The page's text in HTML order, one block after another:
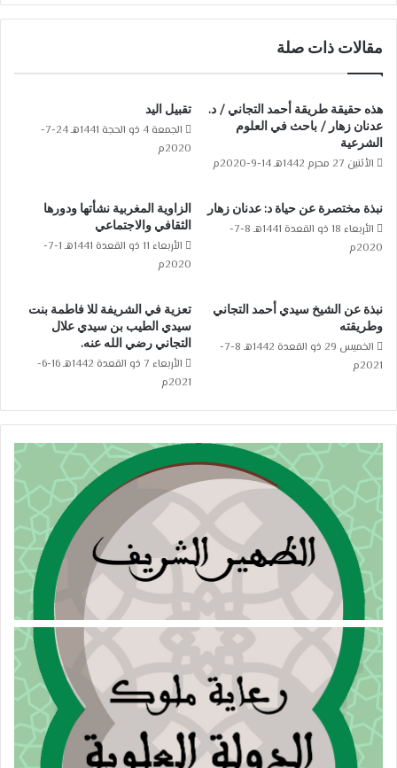
مقالات ذات صلة
هذه حقيقة طريقة أحمد التجاني / د.
عدنان زهار / باحث في العلوم
الشرعية
الأثنين 27 محرم 1442هـ 14-9-2020م
تقبيل اليد
الجمعة 4 ذو الحجة 1441هـ 24-7-
2020م
نبذة مختصرة عن حياة د: عدنان زهار
الأربعاء 18 ذو القعدة 1441هـ 8-7-
2020م
الزاوية المغربية نشأتها ودورها
الثقافي والاجتماعي
الأربعاء 11 ذو القعدة 1441هـ 1-7-
2020م
نبذة عن الشيخ سيدي أحمد التجاني
وطريقته
الخميس 29 ذو القعدة 1442هـ 8-7-
2021م
تعزية في الشريفة للا فاطمة بنت
سيدي الطيب بن سيدي علال
التجاني رضي الله عنه.
الأربعاء 7 ذو القعدة 1442هـ 16-6-
2021م